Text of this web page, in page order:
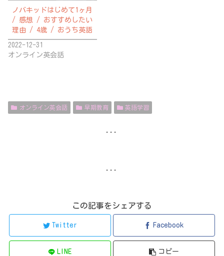
ノバキッドはじめて1ヶ月
/ 感想 / おすすめしたい
理由 / 4歳 / おうち英語
2022-12-31
オンライン英会話
オンライン英会話 早期教育 英語学習
...
...
この記事をシェアする
Twitter Facebook
LINE コピー